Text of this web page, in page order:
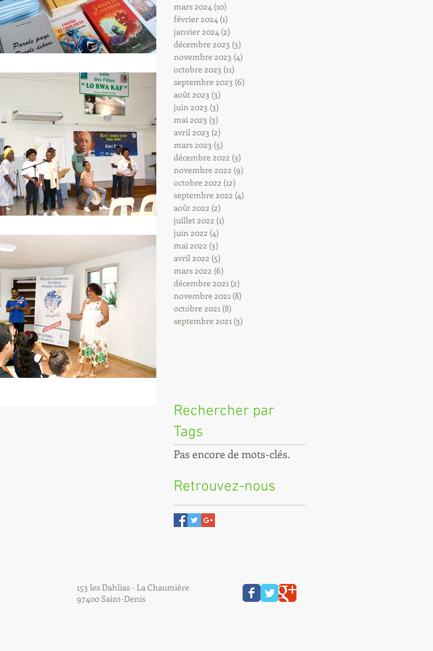
mars 2024 (10)
février 2024 (1)
janvier 2024 (2)
décembre 2023 (3)
novembre 2023 (4)
octobre 2023 (11)
septembre 2023 (6)
août 2023 (3)
juin 2023 (3)
mai 2023 (3)
avril 2023 (2)
mars 2023 (5)
décembre 2022 (3)
novembre 2022 (9)
octobre 2022 (12)
septembre 2022 (4)
août 2022 (2)
juillet 2022 (1)
juin 2022 (4)
mai 2022 (3)
avril 2022 (5)
mars 2022 (6)
décembre 2021 (2)
novembre 2021 (8)
octobre 2021 (8)
septembre 2021 (3)
Rechercher par
Tags
Pas encore de mots-clés.
Retrouvez-nous
153 les Dahlias - La Chaumière
97400 Saint-Denis